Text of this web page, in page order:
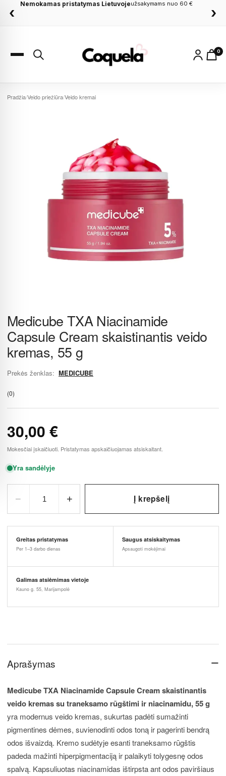
‹
Dovanos apsiperkantnuo 60 €
›
0
Pradžia/Veido priežiūra/Veido kremai
Aprašymas −
Medicube TXA Niacinamide Capsule Cream skaistinantis
veido kremas su traneksamo rūgštimi ir niacinamidu, 55 g
yra modernus veido kremas, sukurtas padėti sumažinti
pigmentines dėmes, suvienodinti odos toną ir pagerinti bendrą
odos išvaizdą. Kremo sudėtyje esanti traneksamo rūgštis
padeda mažinti hiperpigmentaciją ir palaikyti tolygesnę odos
spalvą. Kapsuliuotas niacinamidas ištirpsta ant odos paviršiaus
Medicube TXA Niacinamide
Capsule Cream skaistinantis veido
kremas, 55 g
Prekės ženklas: MEDICUBE
(0)
30,00 €
Mokesčiai įskaičiuoti. Pristatymas apskaičiuojamas atsiskaitant.
Yra sandėlyje
− 1 + Į krepšelį
Greitas pristatymas
Per 1–3 darbo dienas
Saugus atsiskaitymas
Apsaugoti mokėjimai
Galimas atsiėmimas vietoje
Kauno g. 55, Marijampolė